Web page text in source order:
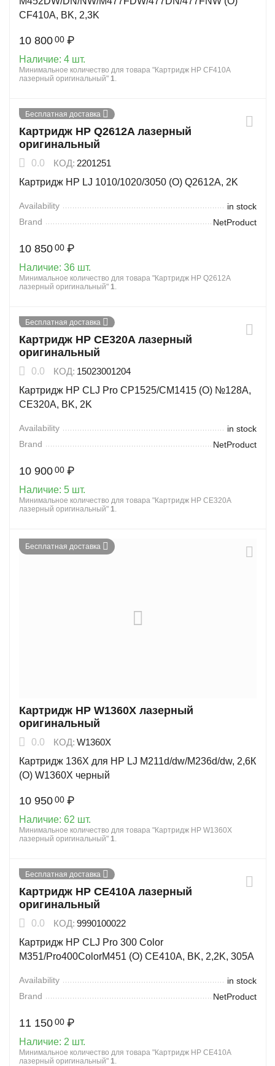
CF410A, BK, 2,3K
10 800 00 ₽
Наличие: 4 шт.
Минимальное количество для товара "Картридж HP CF410A
лазерный оригинальный" 1.
Бесплатная доставка
Картридж HP Q2612A лазерный
оригинальный
0.0 КОД: 2201251
Картридж HP LJ 1010/1020/3050 (O) Q2612A, 2K
Availability
in stock
Brand
NetProduct
10 850 00 ₽
Наличие: 36 шт.
Минимальное количество для товара "Картридж HP Q2612A
лазерный оригинальный" 1.
Бесплатная доставка
Картридж HP CE320A лазерный
оригинальный
0.0 КОД: 15023001204
Картридж HP CLJ Pro CP1525/CM1415 (O) №128A,
CE320A, BK, 2K
Availability
in stock
Brand
NetProduct
10 900 00 ₽
Наличие: 5 шт.
Минимальное количество для товара "Картридж HP CE320A
лазерный оригинальный" 1.
Бесплатная доставка
Картридж HP W1360X лазерный
оригинальный
0.0 КОД: W1360X
Картридж 136X для HP LJ M211d/dw/M236d/dw, 2,6К
(О) W1360X черный
10 950 00 ₽
Наличие: 62 шт.
Минимальное количество для товара "Картридж HP W1360X
лазерный оригинальный" 1.
Бесплатная доставка
Картридж HP CE410A лазерный
оригинальный
0.0 КОД: 9990100022
Картридж HP CLJ Pro 300 Color
M351/Pro400ColorM451 (O) CE410A, BK, 2,2K, 305A
Availability
in stock
Brand
NetProduct
11 150 00 ₽
Наличие: 2 шт.
Минимальное количество для товара "Картридж HP CE410A
лазерный оригинальный" 1.